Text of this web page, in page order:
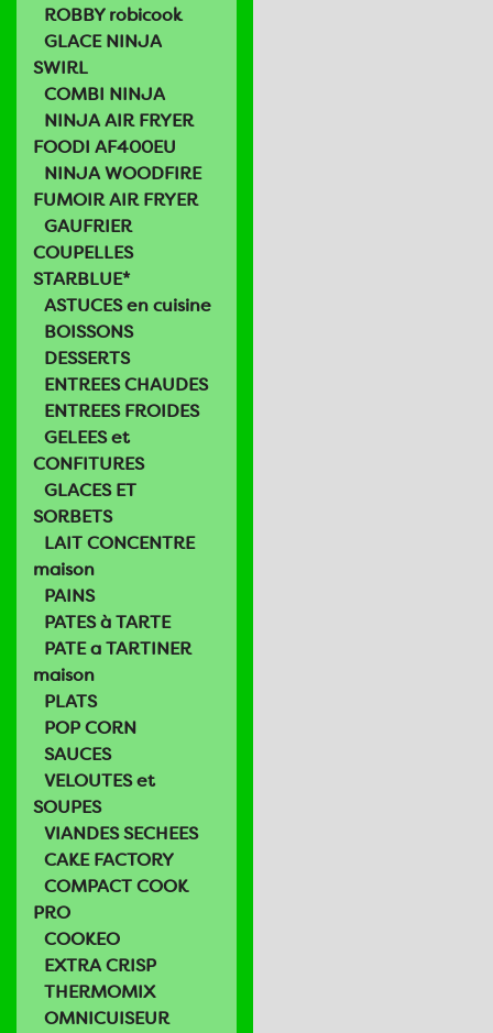
ROBBY robicook
GLACE NINJA
SWIRL
COMBI NINJA
NINJA AIR FRYER
FOODI AF400EU
NINJA WOODFIRE
FUMOIR AIR FRYER
GAUFRIER
COUPELLES
STARBLUE*
ASTUCES en cuisine
BOISSONS
DESSERTS
ENTREES CHAUDES
ENTREES FROIDES
GELEES et
CONFITURES
GLACES ET
SORBETS
LAIT CONCENTRE
maison
PAINS
PATES à TARTE
PATE a TARTINER
maison
PLATS
POP CORN
SAUCES
VELOUTES et
SOUPES
VIANDES SECHEES
CAKE FACTORY
COMPACT COOK
PRO
COOKEO
EXTRA CRISP
THERMOMIX
OMNICUISEUR